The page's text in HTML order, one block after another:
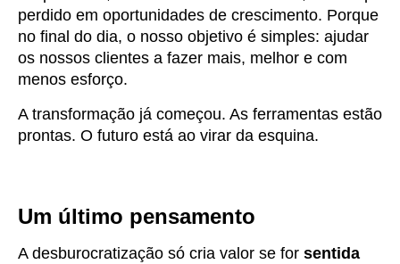
perdido em oportunidades de crescimento. Porque
no final do dia, o nosso objetivo é simples: ajudar
os nossos clientes a fazer mais, melhor e com
menos esforço.
A transformação já começou. As ferramentas estão
prontas. O futuro está ao virar da esquina.
Um último pensamento
A desburocratização só cria valor se for sentida